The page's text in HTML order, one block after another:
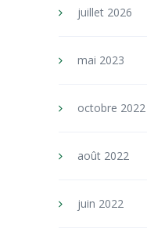
juillet 2026
mai 2023
octobre 2022
août 2022
juin 2022